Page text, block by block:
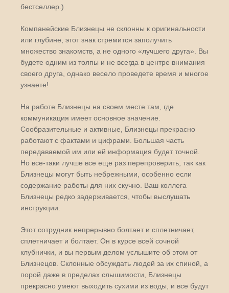
бестселлер.)
Компанейские Близнецы не склонны к оригинальности
или глубине, этот знак стремится заполучить
множество знакомств, а не одного «лучшего друга». Вы
будете одним из толпы и не всегда в центре внимания
своего друга, однако весело проведете время и многое
узнаете!
На работе Близнецы на своем месте там, где
коммуникация имеет основное значение.
Сообразительные и активные, Близнецы прекрасно
работают с фактами и цифрами. Большая часть
передаваемой им или ей информация будет точной.
Но все-таки лучше все еще раз перепроверить, так как
Близнецы могут быть небрежными, особенно если
содержание работы для них скучно. Ваш коллега
Близнецы редко задерживается, чтобы выслушать
инструкции.
Этот сотрудник непрерывно болтает и сплетничает,
сплетничает и болтает. Он в курсе всей сочной
клубнички, и вы первым делом услышите об этом от
Близнецов. Склонные обсуждать людей за их спиной, а
порой даже в пределах слышимости, Близнецы
прекрасно умеют выходить сухими из воды, и все будут